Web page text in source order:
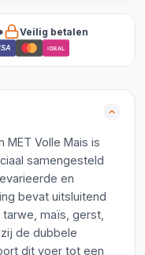
Veilig betalen
iDEAL
MET Volle Mais is
samengesteld
en
bevat uitsluitend
maïs, gerst,
de dubbele
dit voer tot een